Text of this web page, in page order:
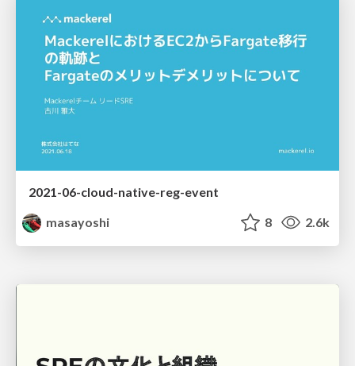
2021-06-cloud-native-reg-event
masayoshi
8 2.6k